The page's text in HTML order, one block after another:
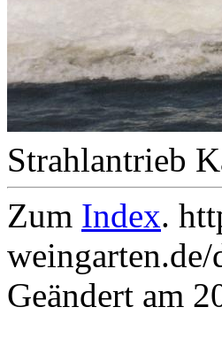
Strahlantrieb
Zum Index.
Geändert am